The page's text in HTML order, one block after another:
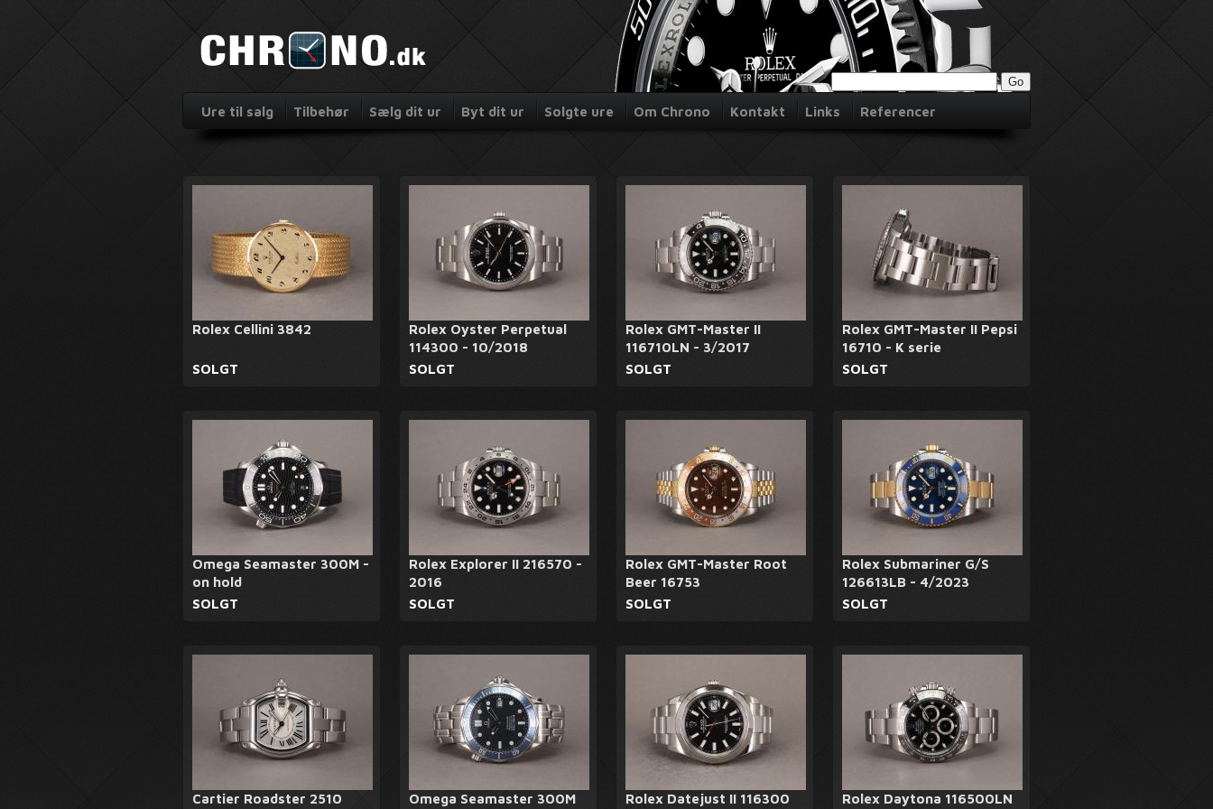
Ure til salg Tilbehør Sælg dit ur Byt dit ur Solgte ure Om Chrono Kontakt Links Referencer
Rolex Cellini 3842
SOLGT
Rolex Oyster Perpetual
114300 - 10/2018
SOLGT
Rolex GMT-Master II
116710LN - 3/2017
SOLGT
Rolex GMT-Master II Pepsi
16710 - K serie
SOLGT
Omega Seamaster 300M -
on hold
SOLGT
Rolex Explorer II 216570 -
2016
SOLGT
Rolex GMT-Master Root
Beer 16753
SOLGT
Rolex Submariner G/S
126613LB - 4/2023
SOLGT
Cartier Roadster 2510 Omega Seamaster 300M Rolex Datejust II 116300 Rolex Daytona 116500LN